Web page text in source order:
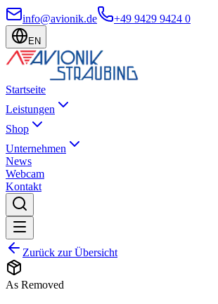
info@avionik.de +49 9429 9424 0
EN
Startseite
Leistungen
Shop
Unternehmen
News
Webcam
Kontakt
Zurück zur Übersicht
As Removed